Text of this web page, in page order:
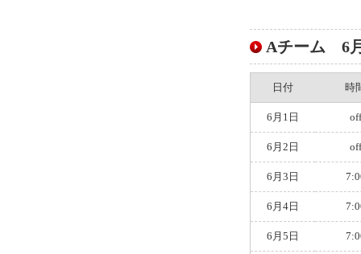
Aチーム 6
日付 時
6月1日 off
6月2日 off
6月3日
6月4日
6月5日